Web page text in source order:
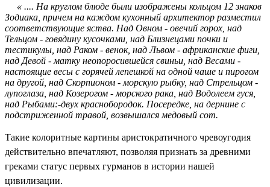
« .... На круглом блюде были изображены кольцом 12 знаков
Зодиака, причем на каждом кухонный архитектор разместил
соответствующие яства. Над Овном - овечий горох, над
Тельцом - говядину кусочками, над Близнецами почки и
тестикулы, над Раком - венок, над Львом - африканские фиги,
над Девой - матку неопоросившейся свиньи, над Весами -
настоящие весы с горячей лепешкой на одной чаше и пирогом
на другой, над Скорпионом - морскую рыбку, над Стрельцом -
лупоглаза, над Козерогом - морского рака, над Водолеем гуся,
над Рыбами:-двух краснобородок. Посередке, на дернине с
подстриженной травой, возвышался медовый сот.
Такие колоритные картины аристократичного чревоугодия
действительно впечатляют, позволяя признать за древними
греками статус первых гурманов в истории нашей
цивилизации.